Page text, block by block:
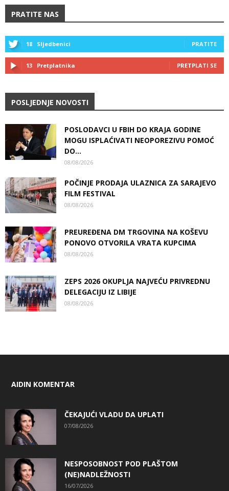
PRATITE NAS
18 Sljedbenici PRATITE
13 Pretplatnika PRETPLATI SE
POSLJEDNJE NOVOSTI
POSLODAVCI U FBIH DO KRAJA GODINE
MOGU ISPLAĆIVATI NEOPOREZIVU POMOĆ
DO...
08/08/2026
POČINJE PRODAJA ULAZNICA ZA SARAJEVO
FILM FESTIVAL
08/08/2026
PREUREĐENA DM TRGOVINA NA KOŠEVU
PONOVO OTVORILA VRATA KUPCIMA
08/08/2026
ZEPS 2026 OKUPLJA NAJVEĆU PRIVREDNU
DELEGACIJU IZ LIBIJE
08/08/2026
AIDIN KOMENTAR
ČEKAJUĆI VLADU DA UPLATI
07/08/2026
NESPOSOBNOST POD PLAŠTOM
(NE)NADLEŽNOSTI
16/07/2026